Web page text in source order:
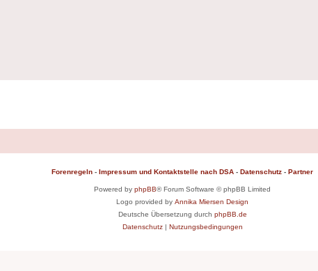
Forenregeln - Impressum und Kontaktstelle nach DSA - Datenschutz - Partner
Powered by phpBB® Forum Software © phpBB Limited
Logo provided by Annika Miersen Design
Deutsche Übersetzung durch phpBB.de
Datenschutz| Nutzungsbedingungen